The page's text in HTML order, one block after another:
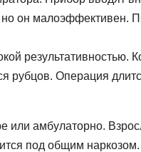
он малоэффективен.
результативностью.
рубцов. Операция
или амбулаторно.
под общим наркозом.